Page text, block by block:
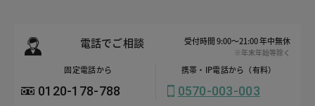
電話でご相談 受付時間 9:00～21:00 年中無休
※年末年始等除く
固定電話から
0120-178-788
携帯・IP電話から（有料）
0570-003-003